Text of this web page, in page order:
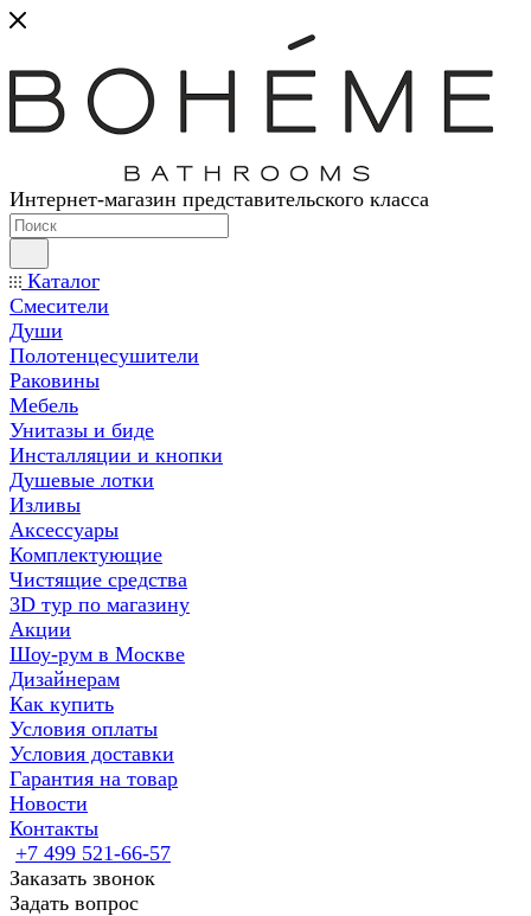
Интернет-магазин представительского класса
Каталог
Смесители
Души
Полотенцесушители
Раковины
Мебель
Унитазы и биде
Инсталляции и кнопки
Душевые лотки
Изливы
Аксессуары
Комплектующие
Чистящие средства
3D тур по магазину
Акции
Шоу-рум в Москве
Дизайнерам
Как купить
Условия оплаты
Условия доставки
Гарантия на товар
Новости
Контакты
+7 499 521-66-57
Заказать звонок
Задать вопрос